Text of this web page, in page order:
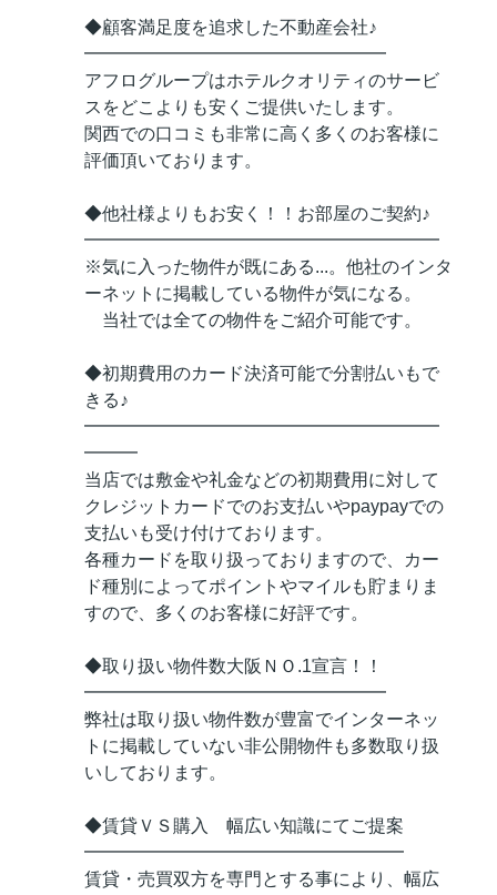
◆顧客満足度を追求した不動産会社♪
━━━━━━━━━━━━━━━━━
アフログループはホテルクオリティのサービ
スをどこよりも安くご提供いたします。
関西での口コミも非常に高く多くのお客様に
評価頂いております。
◆他社様よりもお安く！！お部屋のご契約♪
━━━━━━━━━━━━━━━━━━━━
※気に入った物件が既にある...。他社のインタ
ーネットに掲載している物件が気になる。
当社では全ての物件をご紹介可能です。
◆初期費用のカード決済可能で分割払いもで
きる♪
━━━━━━━━━━━━━━━━━━━━
━━━
当店では敷金や礼金などの初期費用に対して
クレジットカードでのお支払いやpaypayでの
支払いも受け付けております。
各種カードを取り扱っておりますので、カー
ド種別によってポイントやマイルも貯まりま
すので、多くのお客様に好評です。
◆取り扱い物件数大阪ＮＯ.1宣言！！
━━━━━━━━━━━━━━━━━
弊社は取り扱い物件数が豊富でインターネッ
トに掲載していない非公開物件も多数取り扱
いしております。
◆賃貸ＶＳ購入 幅広い知識にてご提案
━━━━━━━━━━━━━━━━━━
賃貸・売買双方を専門とする事により、幅広